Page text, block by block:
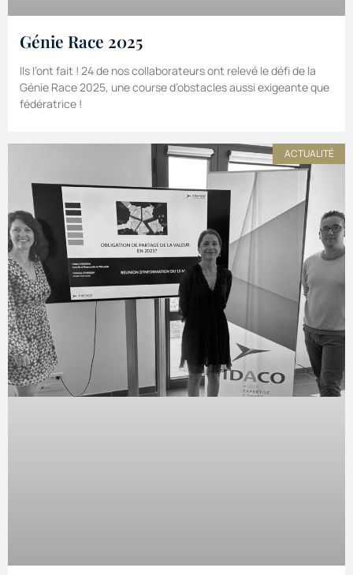
Génie Race 2025
Ils l’ont fait ! 24 de nos collaborateurs ont relevé le défi de la
Génie Race 2025, une course d’obstacles aussi exigeante que
fédératrice !
ACTUALITÉ